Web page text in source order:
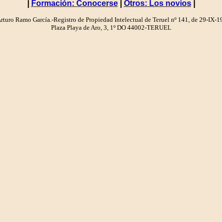
Formación: Conocerse| Otros: Los novios|
Ramo García.-Registro de Propiedad Intelectual de Teruel nº 141, de 29-IX-
Plaza Playa de Aro, 3, 1º DO 44002-TERUEL